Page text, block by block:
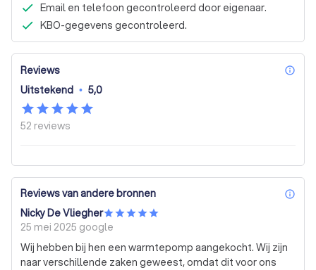
Email en telefoon gecontroleerd door eigenaar.
KBO-gegevens gecontroleerd.
Reviews
Uitstekend • 5,0
52 reviews
Reviews van andere bronnen
Nicky De Vliegher
25 mei 2025 google
Wij hebben bij hen een warmtepomp aangekocht. Wij zijn
naar verschillende zaken geweest, omdat dit voor ons